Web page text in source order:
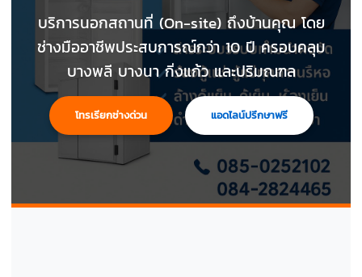
บริการนอกสถานที่ (On-site) ถึงบ้านคุณ โดย
ช่างมืออาชีพประสบการณ์กว่า 10 ปี ครอบคลุม
บางพลี บางนา กิ่งแก้ว และปริมณฑล
โทรเรียกช่างด่วน แอดไลน์ปรึกษาฟรี